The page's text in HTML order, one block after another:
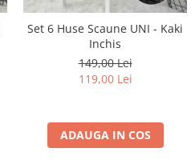
Set 6 Huse Scaune UNI - Kaki
Inchis
149,00 Lei
119,00 Lei
ADAUGA IN COS